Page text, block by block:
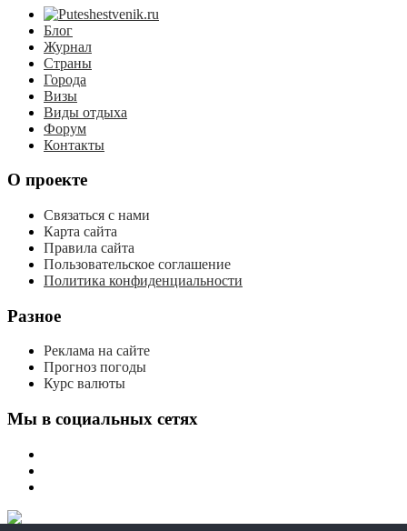
Блог
Журнал
Страны
Города
Визы
Виды отдыха
Форум
Контакты
О проекте
Связаться с нами
Карта сайта
Правила сайта
Пользовательское соглашение
Политика конфиденциальности
Разное
Реклама на сайте
Прогноз погоды
Курс валюты
Мы в социальных сетях